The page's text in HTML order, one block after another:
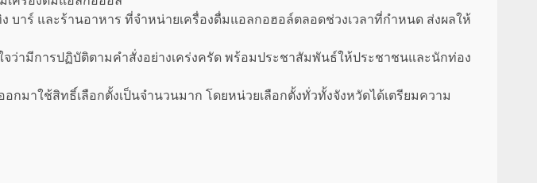
บาร์ และร้านอาหาร ที่จำหน่ายเครื่องดื่มแอลกอฮอล์ตลอดช่วงเวลาที่กำหนด ส่งผลให้
ว่ามีการปฏิบัติตามคำสั่งอย่างเคร่งครัด พร้อมประชาสัมพันธ์ให้ประชาชนและนักท่อง
มาใช้สิทธิ์เลือกตั้งเป็นจำนวนมาก โดยหน่วยเลือกตั้งทั่วทั้งจังหวัดได้เตรียมความ